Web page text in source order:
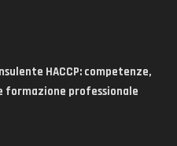
HACCP: competenze,
formazione professionale